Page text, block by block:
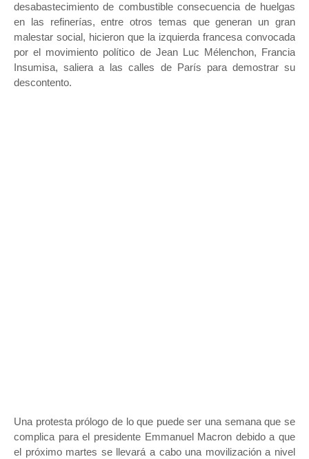
desabastecimiento de combustible consecuencia de huelgas
en las refinerías, entre otros temas que generan un gran
malestar social, hicieron que la izquierda francesa convocada
por el movimiento político de Jean Luc Mélenchon, Francia
Insumisa, saliera a las calles de París para demostrar su
descontento.
Una protesta prólogo de lo que puede ser una semana que se
complica para el presidente Emmanuel Macron debido a que
el próximo martes se llevará a cabo una movilización a nivel